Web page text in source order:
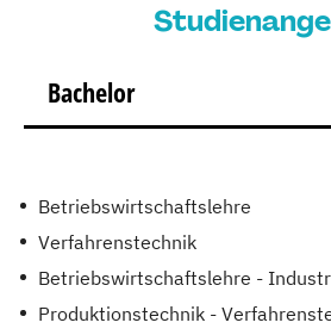
Bachelor
Betriebswirtschaftslehre
Verfahrenstechnik
Betriebswirtschaftslehre -
Produktionstechnik -